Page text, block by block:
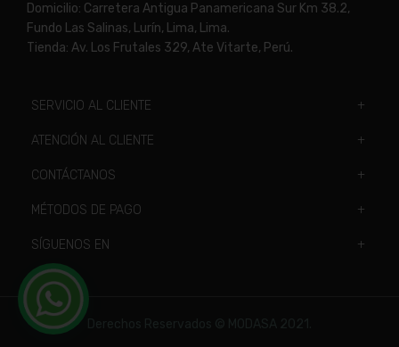
Domicilio: Carretera Antigua Panamericana Sur Km 38.2,
Fundo Las Salinas, Lurín, Lima, Lima.
Tienda: Av. Los Frutales 329, Ate Vitarte, Perú.
SERVICIO AL CLIENTE
ATENCIÓN AL CLIENTE
CONTÁCTANOS
MÉTODOS DE PAGO
SÍGUENOS EN